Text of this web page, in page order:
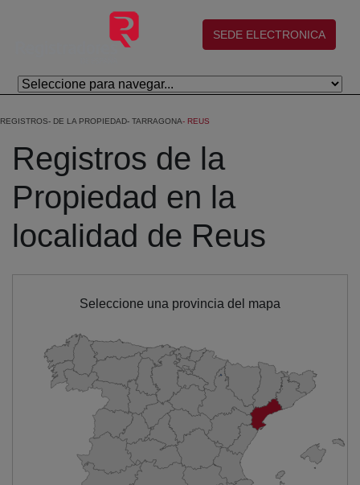
Eduki nagusira joan
(abre en nueva ventana)
SEDE ELECTRONICA
REGISTROS DE LA PROPIEDAD TARRAGONA REUS
Registros de la
Propiedad en la
localidad de Reus
Seleccione una provincia del mapa